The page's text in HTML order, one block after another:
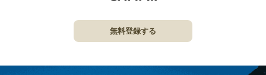
無料登録する